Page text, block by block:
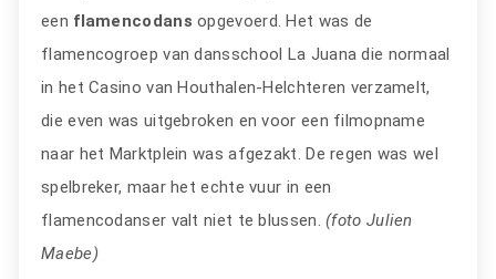
een flamencodansopgevoerd. Het was de
flamencogroep van dansschool La Juana die normaal
in het Casino van Houthalen-Helchteren verzamelt,
die even was uitgebroken en voor een filmopname
naar het Marktplein was afgezakt. De regen was wel
spelbreker, maar het echte vuur in een
flamencodanser valt niet te blussen.(foto Julien
Maebe)